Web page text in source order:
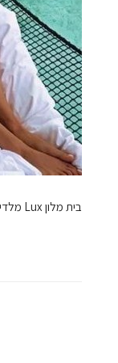
בית מלון Lux מלדיביים ♦ קרדיט ופרטים נוספים באינסטוש: orit_balasi@